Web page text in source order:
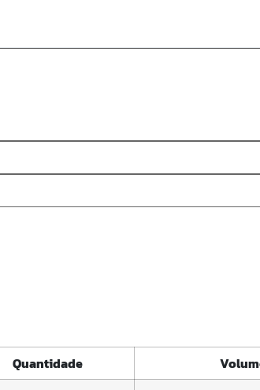
Quantidade